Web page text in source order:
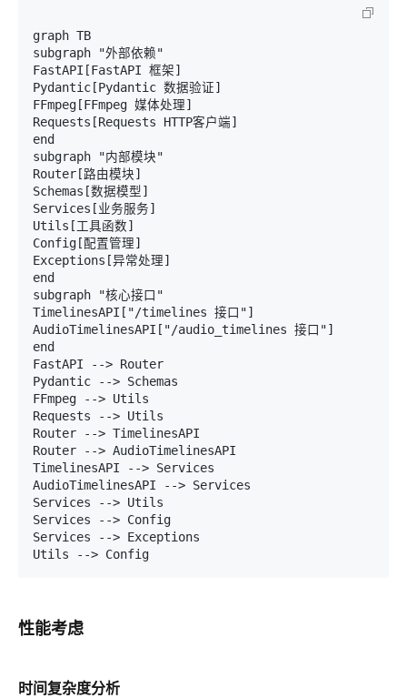
graph TB
subgraph "外部依赖"
FastAPI[FastAPI 框架]
Pydantic[Pydantic 数据验证]
FFmpeg[FFmpeg 媒体处理]
Requests[Requests HTTP客户端]
end
subgraph "内部模块"
Router[路由模块]
Schemas[数据模型]
Services[业务服务]
Utils[工具函数]
Config[配置管理]
Exceptions[异常处理]
end
subgraph "核心接口"
TimelinesAPI["/timelines 接口"]
AudioTimelinesAPI["/audio_timelines 接口"]
end
FastAPI --> Router
Pydantic --> Schemas
FFmpeg --> Utils
Requests --> Utils
Router --> TimelinesAPI
Router --> AudioTimelinesAPI
TimelinesAPI --> Services
AudioTimelinesAPI --> Services
Services --> Utils
Services --> Config
Services --> Exceptions
性能考虑
时间复杂度分析